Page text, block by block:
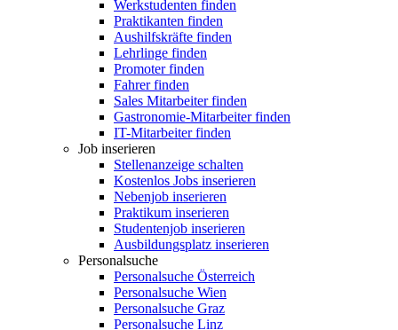
Werkstudenten finden
Praktikanten finden
Aushilfskräfte finden
Lehrlinge finden
Promoter finden
Fahrer finden
Sales Mitarbeiter finden
Gastronomie-Mitarbeiter finden
IT-Mitarbeiter finden
Job inserieren
Stellenanzeige schalten
Kostenlos Jobs inserieren
Nebenjob inserieren
Praktikum inserieren
Studentenjob inserieren
Ausbildungsplatz inserieren
Personalsuche
Personalsuche Österreich
Personalsuche Wien
Personalsuche Graz
Personalsuche Linz